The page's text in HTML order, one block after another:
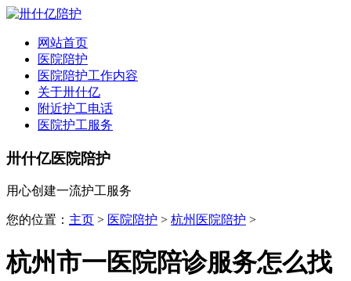
网站首页
医院陪护
医院陪护工作内容
关于卅什亿
附近护工电话
医院护工服务
卅什亿医院陪护
用心创建一流护工服务
您的位置： 主页 > 医院陪护 > 杭州医院陪护 >
杭州市一医院陪诊服务怎么找